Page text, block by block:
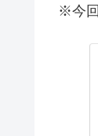
※今